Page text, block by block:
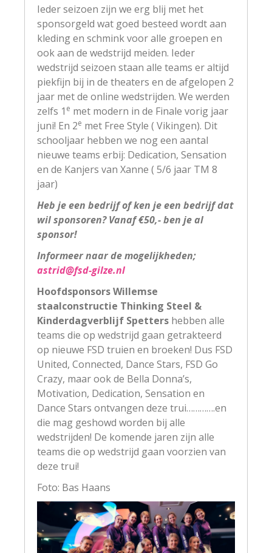
Ieder seizoen zijn we erg blij met het
sponsorgeld wat goed besteed wordt aan
kleding en schmink voor alle groepen en
ook aan de wedstrijd meiden. Ieder
wedstrijd seizoen staan alle teams er altijd
piekfijn bij in de theaters en de afgelopen 2
jaar met de online wedstrijden. We werden
zelfs 1 e met modern in de Finale vorig jaar
juni! En 2e met Free Style ( Vikingen). Dit
schooljaar hebben we nog een aantal
nieuwe teams erbij: Dedication, Sensation
en de Kanjers van Xanne ( 5/6 jaar TM 8
jaar)
Heb je een bedrijf of ken je een bedrijf dat
wil sponsoren? Vanaf €50,- ben je al
sponsor!
Informeer naar de mogelijkheden;
astrid@fsd-gilze.nl
Hoofdsponsors Willemse
staalconstructie Thinking Steel &
Kinderdagverblijf Spetters hebben alle
teams die op wedstrijd gaan getrakteerd
op nieuwe FSD truien en broeken! Dus FSD
United, Connected, Dance Stars, FSD Go
Crazy, maar ook de Bella Donna’s,
Motivation, Dedication, Sensation en
Dance Stars ontvangen deze trui………….en
die mag geshowd worden bij alle
wedstrijden! De komende jaren zijn alle
teams die op wedstrijd gaan voorzien van
deze trui!
Foto: Bas Haans